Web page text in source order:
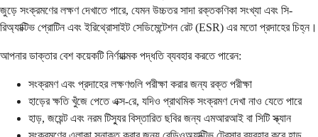
জুড়ে সংক্রমণের লক্ষণ দেখাতে পারে, যেমন উচ্চতর সাদা রক্তকণিকা সংখ্যা এবং সি-
রিঅ্যাক্টিভ প্রোটিন এবং ইরিথ্রোসাইট সেডিমেন্টেশন রেট (ESR) এর মতো প্রদাহের চিহ্ন।
আপনার ডাক্তার বেশ কয়েকটি নির্ণয়াত্মক পদ্ধতি ব্যবহার করতে পারেন:
সংক্রমণ এবং প্রদাহের লক্ষণগুলি পরীক্ষা করার জন্য রক্ত পরীক্ষা
হাড়ের ক্ষতি খুঁজে পেতে এক্স-রে, যদিও প্রাথমিক সংক্রমণ দেখা নাও যেতে পারে
হাড়, জয়েন্ট এবং নরম টিস্যুর বিস্তারিত ছবির জন্য এমআরআই বা সিটি স্ক্যান